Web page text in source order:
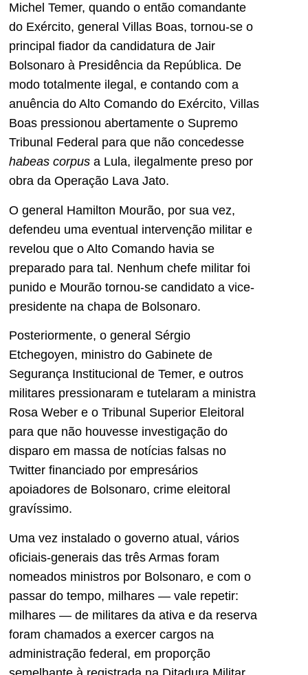
Michel Temer, quando o então comandante
do Exército, general Villas Boas, tornou-se o
principal fiador da candidatura de Jair
Bolsonaro à Presidência da República. De
modo totalmente ilegal, e contando com a
anuência do Alto Comando do Exército, Villas
Boas pressionou abertamente o Supremo
Tribunal Federal para que não concedesse
habeas corpus a Lula, ilegalmente preso por
obra da Operação Lava Jato.
O general Hamilton Mourão, por sua vez,
defendeu uma eventual intervenção militar e
revelou que o Alto Comando havia se
preparado para tal. Nenhum chefe militar foi
punido e Mourão tornou-se candidato a vice-
presidente na chapa de Bolsonaro.
Posteriormente, o general Sérgio
Etchegoyen, ministro do Gabinete de
Segurança Institucional de Temer, e outros
militares pressionaram e tutelaram a ministra
Rosa Weber e o Tribunal Superior Eleitoral
para que não houvesse investigação do
disparo em massa de notícias falsas no
Twitter financiado por empresários
apoiadores de Bolsonaro, crime eleitoral
gravíssimo.
Uma vez instalado o governo atual, vários
oficiais-generais das três Armas foram
nomeados ministros por Bolsonaro, e com o
passar do tempo, milhares — vale repetir:
milhares — de militares da ativa e da reserva
foram chamados a exercer cargos na
administração federal, em proporção